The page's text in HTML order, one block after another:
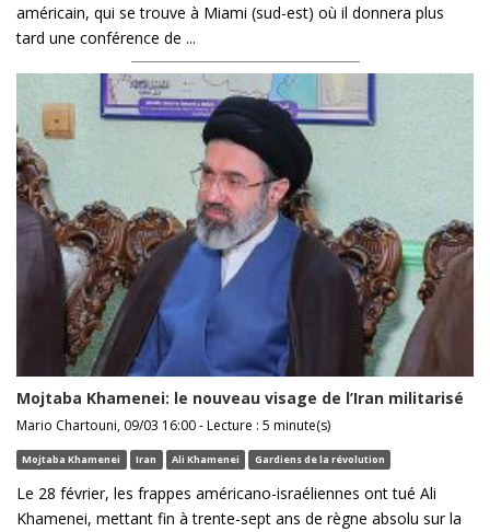
américain, qui se trouve à Miami (sud-est) où il donnera plus
tard une conférence de ...
Mojtaba Khamenei: le nouveau visage de l’Iran militarisé
Mario Chartouni, 09/03 16:00 - Lecture : 5 minute(s)
Mojtaba Khamenei Iran Ali Khamenei Gardiens de la révolution
Le 28 février, les frappes américano-israéliennes ont tué Ali
Khamenei, mettant fin à trente-sept ans de règne absolu sur la